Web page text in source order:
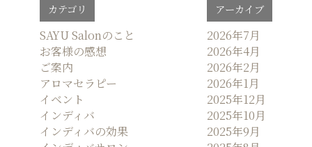
カテゴリ
SAYU Salonのこと
お客様の感想
ご案内
アロマセラピー
イベント
インディバ
インディバの効果
アーカイブ
2026年7月
2026年4月
2026年2月
2026年1月
2025年12月
2025年10月
2025年9月